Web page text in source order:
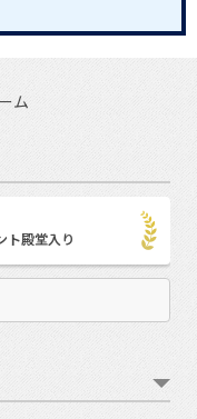
ム
ト殿堂入り